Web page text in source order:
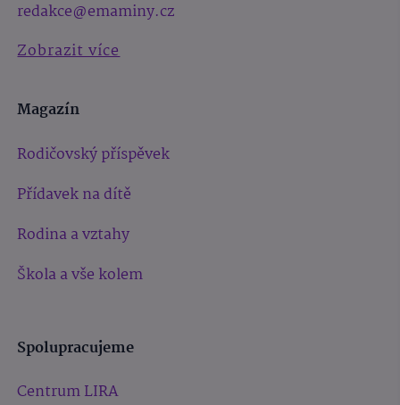
redakce@emaminy.cz
Zobrazit více
Magazín
Rodičovský příspěvek
Přídavek na dítě
Rodina a vztahy
Škola a vše kolem
Spolupracujeme
Centrum LIRA